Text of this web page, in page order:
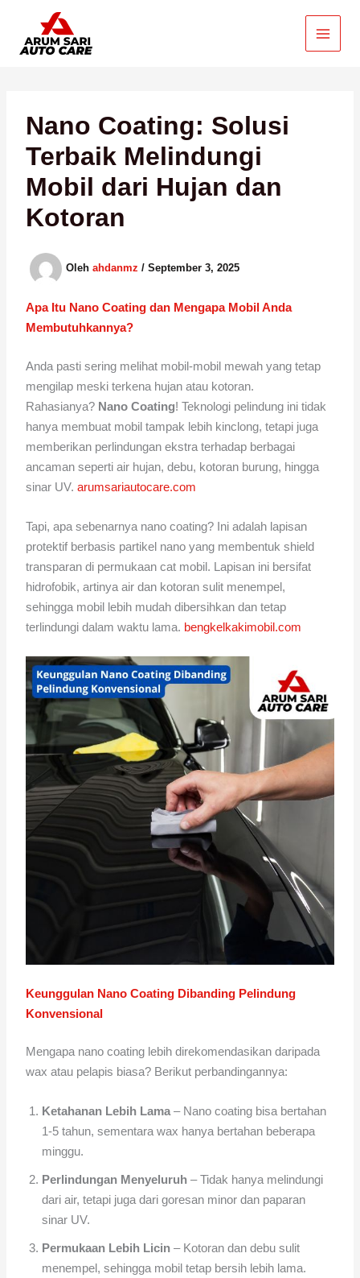
konten
Nano Coating: Solusi
Terbaik Melindungi
Mobil dari Hujan dan
Kotoran
Olehahdanmz/September 3, 2025
Apa Itu Nano Coating dan Mengapa Mobil Anda
Membutuhkannya?
Anda pasti sering melihat mobil-mobil mewah yang tetap
mengilap meski terkena hujan atau kotoran.
Rahasianya? Nano Coating! Teknologi pelindung ini tidak
hanya membuat mobil tampak lebih kinclong, tetapi juga
memberikan perlindungan ekstra terhadap berbagai
ancaman seperti air hujan, debu, kotoran burung, hingga
sinar UV. arumsariautocare.com
Tapi, apa sebenarnya nano coating? Ini adalah lapisan
protektif berbasis partikel nano yang membentuk shield
transparan di permukaan cat mobil. Lapisan ini bersifat
hidrofobik, artinya air dan kotoran sulit menempel,
sehingga mobil lebih mudah dibersihkan dan tetap
terlindungi dalam waktu lama. bengkelkakimobil.com
Keunggulan Nano Coating Dibanding Pelindung
Konvensional
Mengapa nano coating lebih direkomendasikan daripada
wax atau pelapis biasa? Berikut perbandingannya:
Ketahanan Lebih Lama – Nano coating bisa bertahan
1-5 tahun, sementara wax hanya bertahan beberapa
minggu.
Perlindungan Menyeluruh – Tidak hanya melindungi
dari air, tetapi juga dari goresan minor dan paparan
sinar UV.
Permukaan Lebih Licin – Kotoran dan debu sulit
menempel, sehingga mobil tetap bersih lebih lama.